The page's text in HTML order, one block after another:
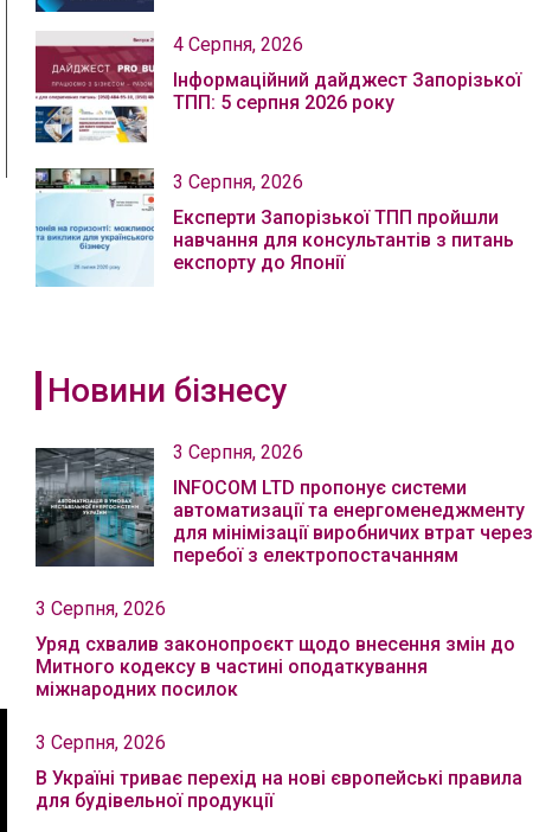
4 Серпня, 2026
Інформаційний дайджест Запорізької
ТПП: 5 серпня 2026 року
3 Серпня, 2026
Експерти Запорізької ТПП пройшли
навчання для консультантів з питань
експорту до Японії
Новини бізнесу
3 Серпня, 2026
INFOCOM LTD пропонує системи
автоматизації та енергоменеджменту
для мінімізації виробничих втрат через
перебої з електропостачанням
3 Серпня, 2026
Уряд схвалив законопроєкт щодо внесення змін до
Митного кодексу в частині оподаткування
міжнародних посилок
3 Серпня, 2026
В Україні триває перехід на нові європейські правила
для будівельної продукції